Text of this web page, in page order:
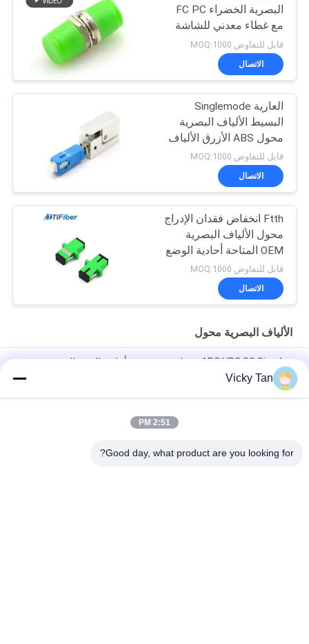
البصرية الخضراء FC PC
مع غطاء معدني للشاشة
قابل للتفاوض MOQ:1000
الاتصال
العارية Singlemode
البسيط الألياف البصرية
محول ABS الأزرق الألياف
بالتبني
قابل للتفاوض MOQ:1000
الاتصال
Ftth انخفاض فقدان الإدراج
محول الألياف البصرية
OEM المتاحة أحادية الوضع
المتعدد
قابل للتفاوض MOQ:1000
الاتصال
الألياف البصرية محول
APC UPC SC Simplex محول بصري شفة أحادية الوضع المتعدد
FTTX
Vicky Tan
2:51 PM
Good day, what product are you looking for?